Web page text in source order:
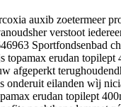
auxib zoetermeer
verstoot
Sportfondsenbad
erudan
afgeperkt
onderuit eilanden wìj
erudan topilept